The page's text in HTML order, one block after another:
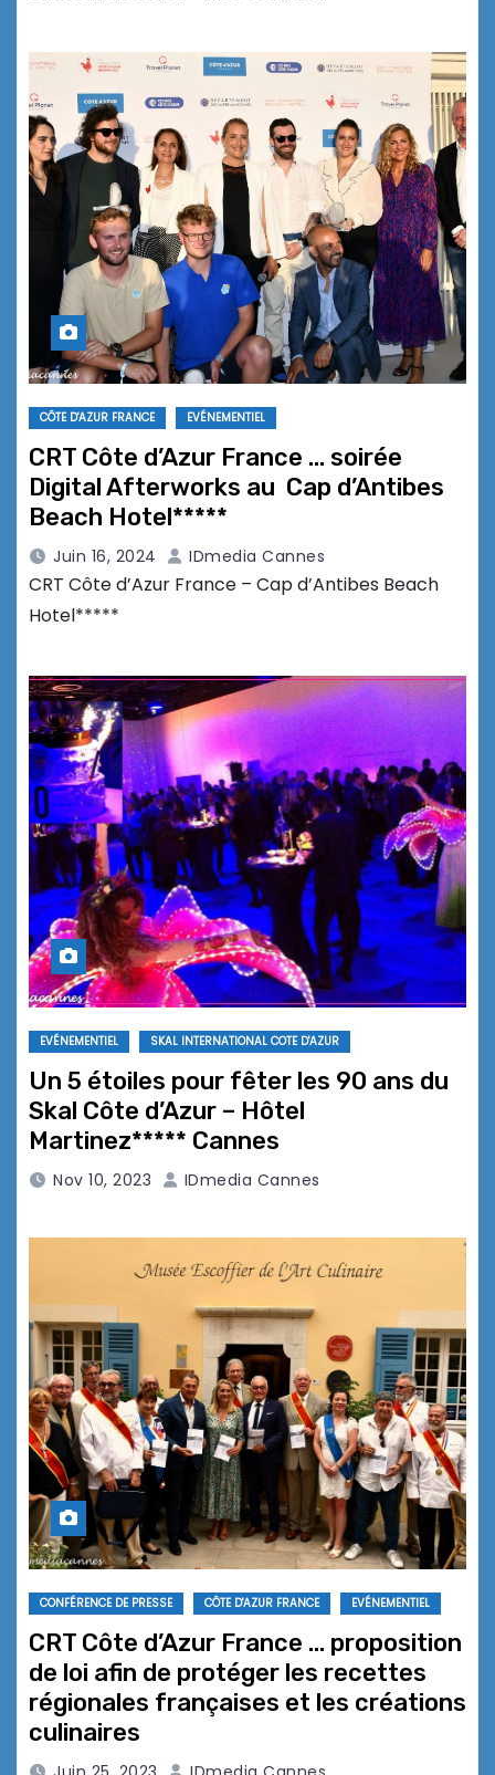
CÔTE D'AZUR FRANCE EVÉNEMENTIEL
CRT Côte d’Azur France … soirée
Digital Afterworks au Cap d’Antibes
Beach Hotel*****
Juin 16, 2024 IDmedia Cannes
CRT Côte d’Azur France – Cap d’Antibes Beach
Hotel*****
EVÉNEMENTIEL SKAL INTERNATIONAL COTE D'AZUR
Un 5 étoiles pour fêter les 90 ans du
Skal Côte d’Azur – Hôtel
Martinez***** Cannes
Nov 10, 2023 IDmedia Cannes
CONFÉRENCE DE PRESSE CÔTE D'AZUR FRANCE EVÉNEMENTIEL
CRT Côte d’Azur France … proposition
de loi afin de protéger les recettes
régionales françaises et les créations
culinaires